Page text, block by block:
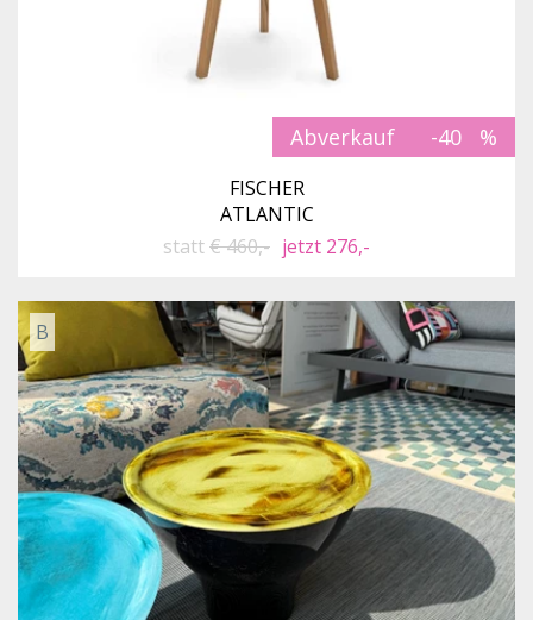
Abverkauf -40
FISCHER
ATLANTIC
statt€ 460,- jetzt 276,-
B